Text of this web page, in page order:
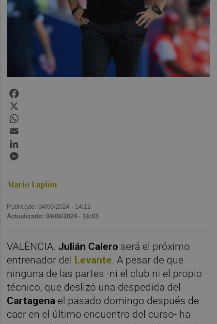
Mario Lupión
Publicado: 04/06/2024 · 14:12
Actualizado: 04/06/2024 · 16:03
VALÈNCIA. Julián Calero será el próximo
entrenador del Levante. A pesar de que
ninguna de las partes -ni el club ni el propio
técnico, que deslizó una despedida del
Cartagena el pasado domingo después de
caer en el último encuentro del curso- ha